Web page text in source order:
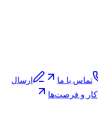
تماس با ما
ارسال
کار و فرصت‌ها